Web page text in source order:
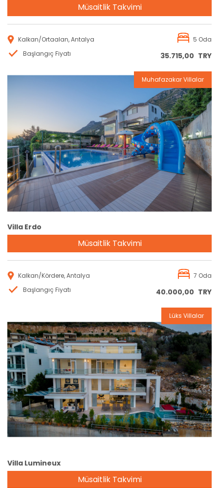
Müsaitlik Takvimi
Kalkan/Ortaalan, Antalya
5 Oda
Başlangıç Fiyatı
35.715,00 TRY
Rezervasyon
Muhafazakar Villalar
Villa Erdo
Müsaitlik Takvimi
Kalkan/Kördere, Antalya
7 Oda
Başlangıç Fiyatı
40.000,00 TRY
Rezervasyon
Lüks Villalar
Villa Lumineux
Müsaitlik Takvimi